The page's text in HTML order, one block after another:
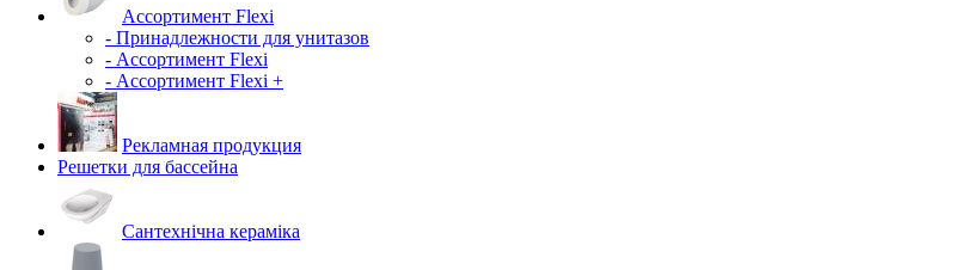
Ассортимент Flexi
- Принадлежности для унитазов
- Ассортимент Flexi
- Ассортимент Flexi +
Рекламная продукция
Решетки для бассейна
Сантехнічна кераміка